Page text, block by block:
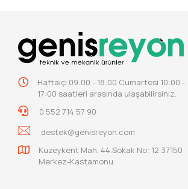
Haftaiçi 09:00 - 18:00 Cumartesi 10:00 -
17:00 saatleri arasında ulaşabilirsiniz.
0 552 714 57 90
destek@genisreyon.com
Kuzeykent Mah. 44.Sokak No: 12 37150
Merkez-Kastamonu